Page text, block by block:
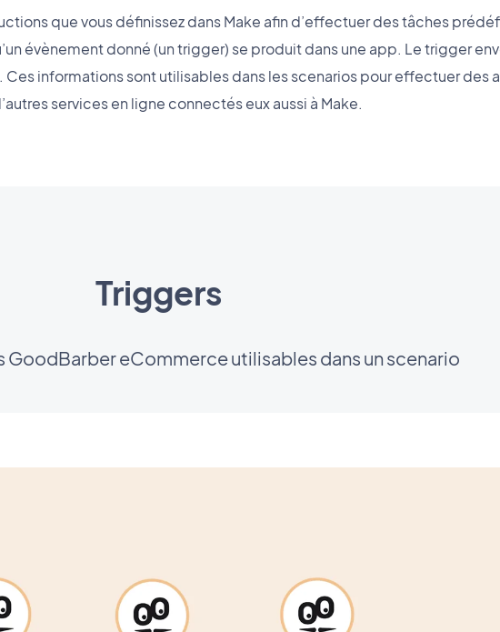
que vous définissez dans Make afin d’effectuer des tâches
évènement donné (un trigger) se produit dans une app. Le trigger
Ces informations sont utilisables dans les scenarios pour effectuer des
services en ligne connectés eux aussi à Make.
Triggers
GoodBarber eCommerce utilisables dans un scenario